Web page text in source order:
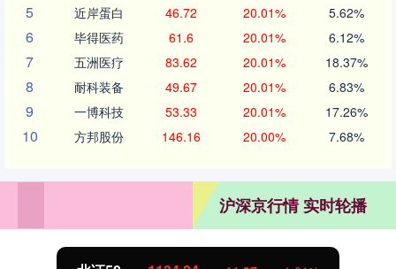
5 近岸蛋白 46.72 20.01% 5.62%
6 毕得医药 61.6 20.01% 6.12%
7 五洲医疗 83.62 20.01% 18.37%
8 耐科装备 49.67 20.01% 6.83%
9 一博科技 53.33 20.01% 17.26%
10 方邦股份 146.16 20.00% 7.68%
沪深京行情 实时轮播